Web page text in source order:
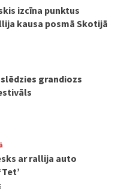
izcīna punktus
kausa posmā Skotijā
grandiozs
ar rallija auto